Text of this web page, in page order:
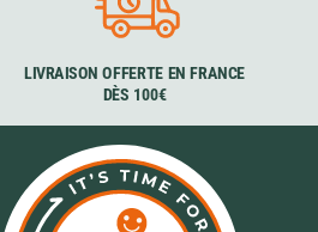
LIVRAISON OFFERTE EN FRANCE
DÈS 100€